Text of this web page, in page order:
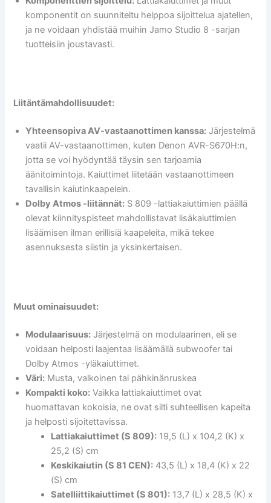
komponentit on suunniteltu helppoa sijoittelua ajatellen,
ja ne voidaan yhdistää muihin Jamo Studio 8 -sarjan
tuotteisiin joustavasti.
Liitäntämahdollisuudet:
Yhteensopiva AV-vastaanottimen kanssa: Järjestelmä
vaatii AV-vastaanottimen, kuten Denon AVR-S670H:n,
jotta se voi hyödyntää täysin sen tarjoamia
äänitoimintoja. Kaiuttimet liitetään vastaanottimeen
tavallisin kaiutinkaapelein.
Dolby Atmos -liitännät: S 809 -lattiakaiuttimien päällä
olevat kiinnityspisteet mahdollistavat lisäkaiuttimien
lisäämisen ilman erillisiä kaapeleita, mikä tekee
asennuksesta siistin ja yksinkertaisen.
Muut ominaisuudet:
Modulaarisuus: Järjestelmä on modulaarinen, eli se
voidaan helposti laajentaa lisäämällä subwoofer tai
Dolby Atmos -yläkaiuttimet.
Väri: Musta, valkoinen tai pähkinänruskea
Kompakti koko: Vaikka lattiakaiuttimet ovat
huomattavan kokoisia, ne ovat silti suhteellisen kapeita
ja helposti sijoitettavissa.
Lattiakaiuttimet (S 809): 19,5 (L) x 104,2 (K) x
25,2 (S) cm
Keskikaiutin (S 81 CEN): 43,5 (L) x 18,4 (K) x 22
(S) cm
Satelliittikaiuttimet (S 801): 13,7 (L) x 28,5 (K) x